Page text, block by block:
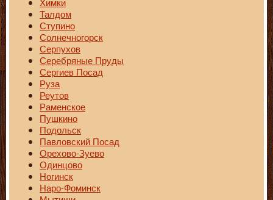
Талдом
Ступино
Солнечногорск
Серпухов
Серебряные Пруды
Сергиев Посад
Руза
Реутов
Раменское
Пушкино
Подольск
Павловский Посад
Орехово-Зуево
Одинцово
Ногинск
Наро-Фоминск